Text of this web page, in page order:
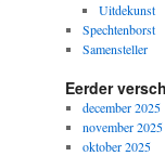
Uitdekunst
Spechtenborst
Samensteller
Eerder
december 2025
november 2025
oktober 2025